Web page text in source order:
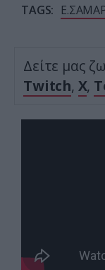
TAGS:
Δείτε μας
Twitch, X,